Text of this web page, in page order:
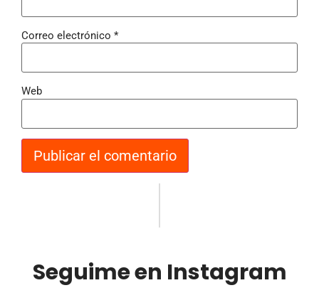
Correo electrónico *
Web
Seguime en Instagram